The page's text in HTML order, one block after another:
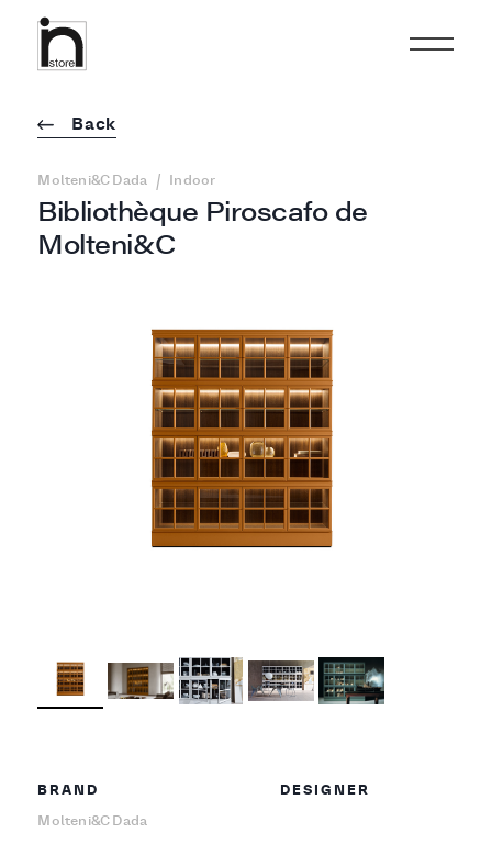
Bibliothèque Piroscafo de
Molteni&C
Back
Molteni&C Dada / Indoor
BRAND
Molteni&C Dada
DESIGNER